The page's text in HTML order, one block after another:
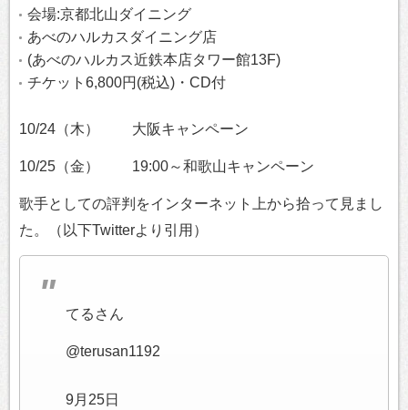
会場:京都北山ダイニング
あべのハルカスダイニング店
(あべのハルカス近鉄本店タワー館13F)
チケット6,800円(税込)・CD付
10/24（木） 大阪キャンペーン
10/25（金） 19:00～和歌山キャンペーン
歌手としての評判をインターネット上から拾って見まし
た。（以下Twitterより引用）
てるさん
@terusan1192
9月25日